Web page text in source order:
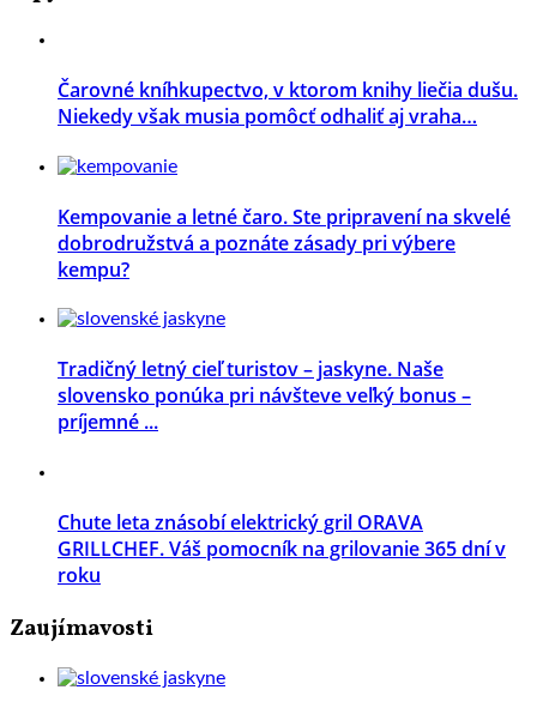
Čarovné kníhkupectvo, v ktorom knihy liečia dušu.
Niekedy však musia pomôcť odhaliť aj vraha…
Kempovanie a letné čaro. Ste pripravení na skvelé
dobrodružstvá a poznáte zásady pri výbere
kempu?
Tradičný letný cieľ turistov – jaskyne. Naše
slovensko ponúka pri návšteve veľký bonus –
príjemné ...
Chute leta znásobí elektrický gril ORAVA
GRILLCHEF. Váš pomocník na grilovanie 365 dní v
roku
Zaujímavosti